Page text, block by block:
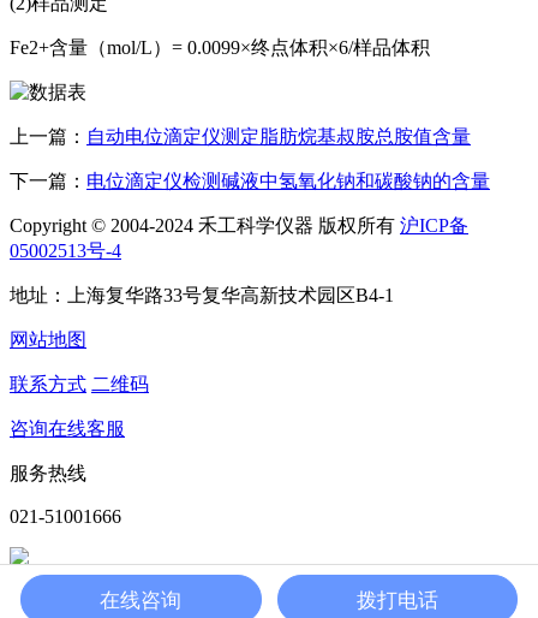
Fe2+含量（mol/L）= 0.0099×终点体积×6/样品体积
上一篇： 自动电位滴定仪测定脂肪烷基叔胺总胺值含量
下一篇： 电位滴定仪检测碱液中氢氧化钠和碳酸钠的含量
Copyright © 2004-2024 禾工科学仪器 版权所有 沪ICP备
05002513号-4
地址：上海复华路33号复华高新技术园区B4-1
网站地图
联系方式 二维码
咨询在线客服
服务热线
021-51001666
扫一扫，关注我们
在线咨询 拨打电话